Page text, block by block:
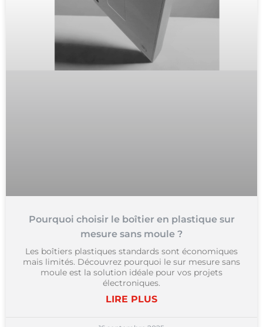
Pourquoi choisir le boîtier en plastique sur
mesure sans moule ?
Les boîtiers plastiques standards sont économiques
mais limités. Découvrez pourquoi le sur mesure sans
moule est la solution idéale pour vos projets
électroniques.
LIRE PLUS